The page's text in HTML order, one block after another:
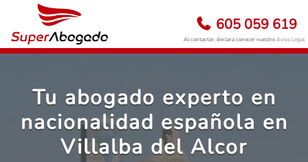
605 059 619
Al contactar, declara conocer nuestroAviso Legal
Tu abogado experto en
nacionalidad española en
Villalba del Alcor